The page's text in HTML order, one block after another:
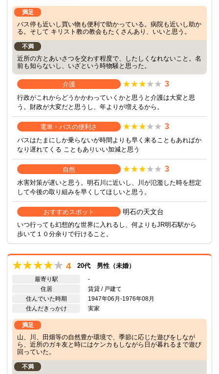
満足
バス停も近いし買い物も便利で助かっている。病院も近いし助か
る。そして キリスト教の教会もたくさんあり、いいと思う。
不満
近所の方とあいさつを交わす程度で、したしくなれないこと。名
前も知らないし、いざという時物騒と思った。
介護 3
行政がこれからどうかかわっていくかと思うと介護は大変と思
う。財政が大変だと思うし、年よりが増えるから。
電車・バスの便利さ 3
バスはたまにしか乗らないが時間よりも早く来ることもあればか
なり遅れてくる こともありいい加減と思う
自然 3
水害対策が遅いと思う。明石川に近いし、川が氾濫した時を想定
して今後の取り組みを早くしてほしいと思う。
おすすめスポット 明石の天文台
いつ行っても幻想的な世界に入れるし、何よりもJR明石駅から
歩いて１０分余りで行けること。
4 20代 男性（未婚）
最寄り駅
-
住居
賃貸 / 戸建て
住んでいた時期
1947年06月-1976年08月
住んだきっかけ
実家
満足
山、川、田畑等の自然豊か環境で、季節に応じた遊びをしなが
ら、近所のガキ友と時にはケンカもしながら日が暮れるまで遊び
回っていた。
不満